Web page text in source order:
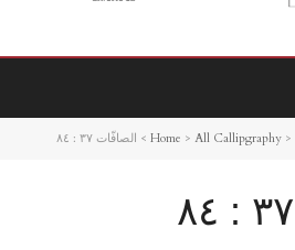
Home > All Callipgraphy >
> الصافّات ٣٧ : ٨٤